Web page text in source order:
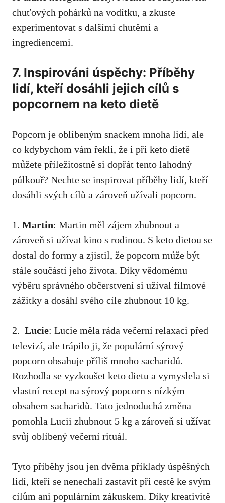
chuťových pohárků na‍ vodítku, a zkuste
experimentovat s dalšími chutěmi a
ingrediencemi.
7. Inspirováni úspěchy: Příběhy
lidí, kteří dosáhli jejich cílů ⁢s⁢
popcornem na keto dietě
Popcorn je oblíbeným snackem ⁢mnoha lidí, ale
⁣co kdybychom vám řekli, že i při keto dietě
můžete příležitostně‌ si dopřát tento lahodný
půlkouř? Nechte se inspirovat příběhy lidí, kteří
dosáhli svých cílů a⁤ zároveň užívali popcorn.
1. Martin: Martin měl zájem zhubnout a
zároveň si užívat kino s rodinou. S keto dietou⁣ se
dostal do formy a zjistil, že popcorn může být
stále součástí jeho života. ‌Díky vědomému
výběru správného občerstvení si užíval filmové
zážitky a dosáhl svého cíle ​zhubnout 10 kg.
2. ‌ Lucie: Lucie měla ráda večerní relaxaci před
televizí,⁤ ale trápilo ji, ​že populární⁣ sýrový
popcorn obsahuje příliš mnoho sacharidů.
Rozhodla se vyzkoušet keto dietu a vymyslela si
vlastní recept na ‍sýrový popcorn s ​nízkým
obsahem sacharidů. Tato‍ jednoduchá změna
pomohla Lucii ​zhubnout 5 kg a zároveň si ​užívat
svůj oblíbený večerní rituál.
Tyto​ příběhy jsou jen dvěma příklady úspěšných
lidí, kteří se nenechali⁢ zastavit při cestě ​ke svým
cílům‍ ani populárním zákuskem. Díky kreativitě